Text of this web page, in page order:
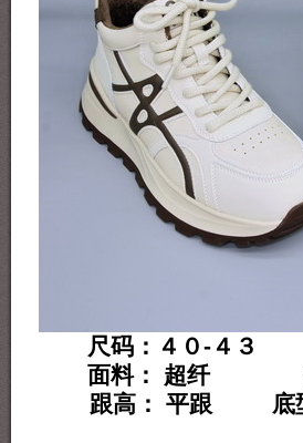
尺码：４０-４
面料： 超纤 内
跟高： 平跟 底型